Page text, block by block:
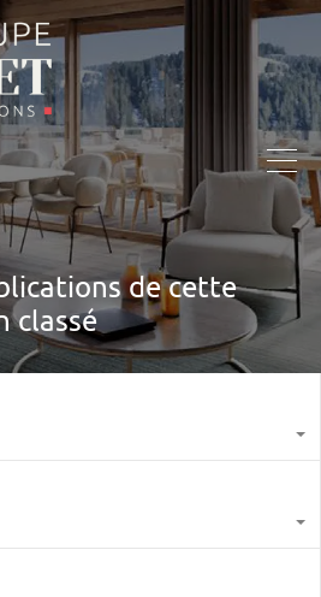
de cette
classé